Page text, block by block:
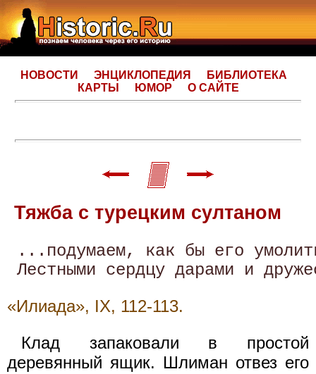
НОВОСТИ ЭНЦИКЛОПЕДИЯ
БИБЛИОТЕКА
КАРТЫ
ЮМОР О САЙТЕ
Тяжба с турецким султаном
...подумаем, как бы его
«Илиада», IX, 112-113.
Клад запаковали в простой
деревянный ящик. Шлиман отвез его